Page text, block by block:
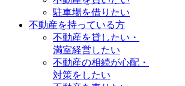
駐車場を借りたい
不動産を持っている方
不動産を貸したい・
満室経営したい
不動産の相続が心配・
対策をしたい